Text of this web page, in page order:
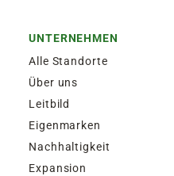
UNTERNEHMEN
Alle Standorte
Über uns
Leitbild
Eigenmarken
Nachhaltigkeit
Expansion